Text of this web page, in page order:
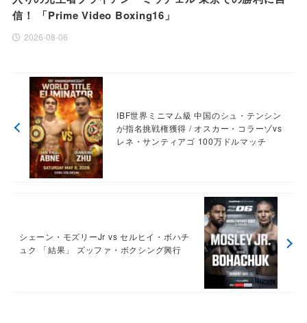
信！ 「Prime Video Boxing16」
2026-08-06
IBF世界ミニマム級 中国のシュ・テンシン
が指名挑戦権獲得 / オスカー・コラーゾvs
レネ・サンティアゴ 100万ドルマッチ
シェーン・モズリーJr vs セルヒイ・ボハチ
ュク 「結果」 ズッファ・ボクシング興行